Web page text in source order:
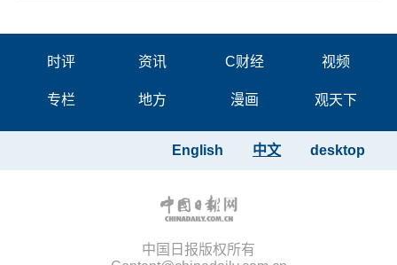
时评 资讯 C财经 视频
专栏 地方 漫画 观天下
desktop
中文
English
中国日报版权所有